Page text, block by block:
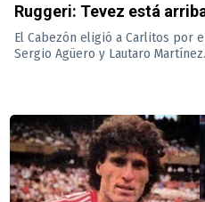
Ruggeri: Tevez está
El Cabezón eligió a Carlitos por
Sergio Agüero y Lautaro Martínez.